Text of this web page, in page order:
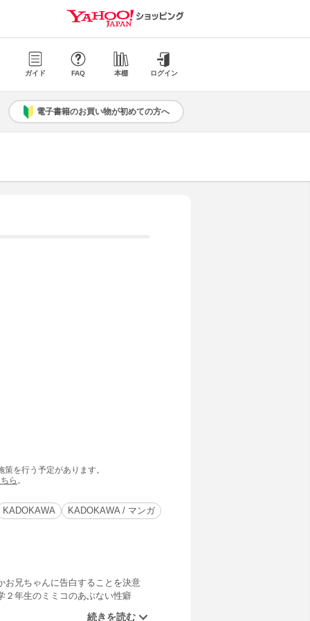
ガイド FAQ 本棚 ログイン
電子書籍のお買い物が初めての方へ
を行う予定があります。
ら 。
KADOKAWA KADOKAWA / マンガ
お兄ちゃんに告白することを決意
２年生のミミコのあぶない性癖